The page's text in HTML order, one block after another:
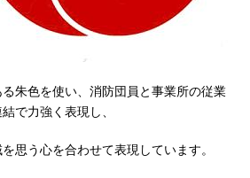
朱色を使い、消防団員と事業所の従業
で力強く表現し、
思う心を合わせて表現しています。